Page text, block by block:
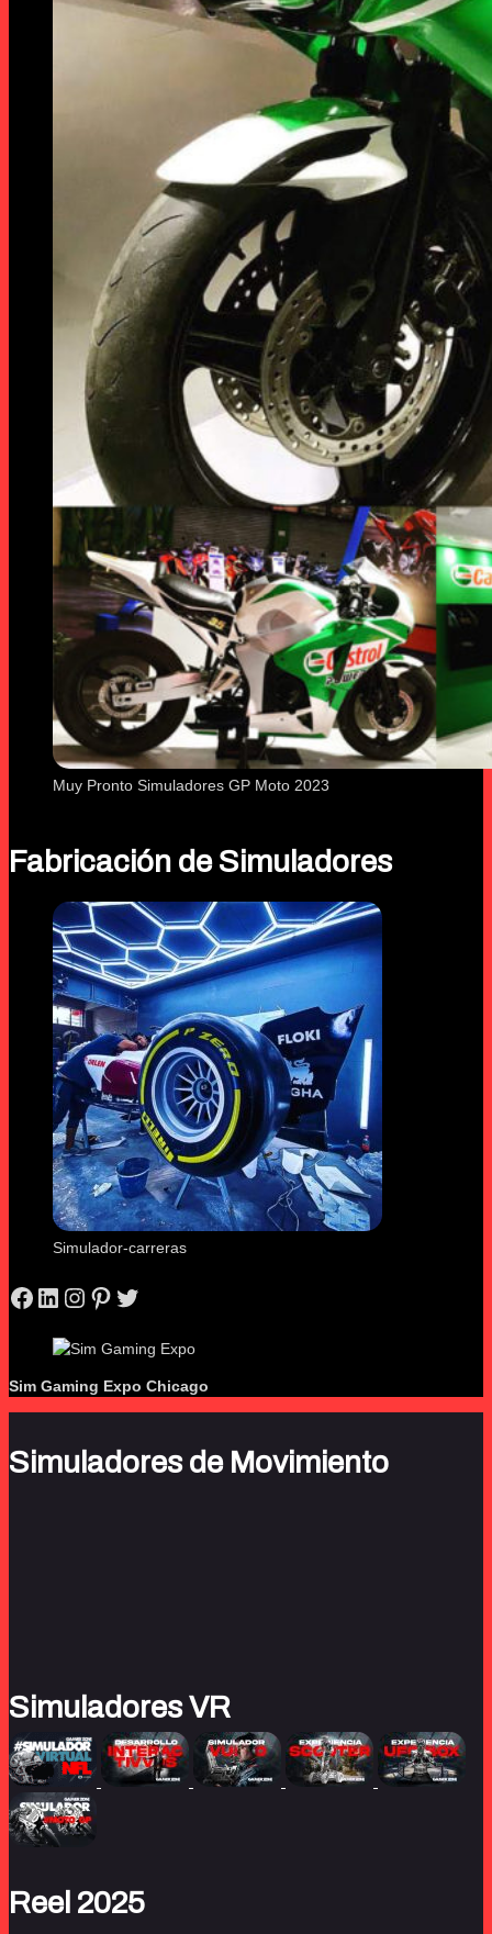
Muy Pronto Simuladores GP Moto 2023
Fabricación de Simuladores
Simulador-carreras
Facebook
LinkedIn
Instagram
Pinterest
Twitter
Sim Gaming Expo Chicago
Simuladores de Movimiento
Simuladores VR
Reel 2025